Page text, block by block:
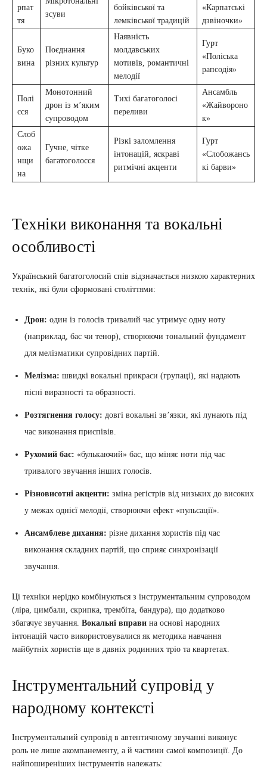
рпат
тя
зсуви
бойківської та
лемківської традицій
«Карпатські
дзвіночки»
Буко
вина
Поєднання
різних культур
Наявність
молдавських
мотивів, романтичні
мелодії
Гурт
«Поліська
рапсодія»
Полі
сся
Монотонний
дрон із м’яким
супроводом
Тихі багатоголосі
переливи
Ансамбль
«Жайвороно
к»
Слоб
ожа
нщи
на
Гучне, чітке
багатоголосся
Різкі заломлення
інтонацій, яскраві
ритмічні акценти
Гурт
«Слобожансь
кі барви»
Техніки виконання та вокальні
особливості
Український багатоголосий спів відзначається низкою характерних
технік, які були сформовані століттями:
Дрон: один із голосів тривалий час утримує одну ноту
(наприклад, бас чи тенор), створюючи тональний фундамент
для мелізматики супровідних партій.
Мелізма: швидкі вокальні прикраси (групаці), які надають
пісні виразності та образності.
Розтягнення голосу: довгі вокальні зв’язки, які лунають під
час виконання приспівів.
Рухомий бас: «булькаючий» бас, що міняє ноти під час
тривалого звучання інших голосів.
Різновисотні акценти: зміна регістрів від низьких до високих
у межах однієї мелодії, створюючи ефект «пульсації».
Ансамблеве дихання: різне дихання хористів під час
виконання складних партій, що сприяє синхронізації
звучання.
Ці техніки нерідко комбінуються з інструментальним супроводом
(ліра, цимбали, скрипка, трембіта, бандура), що додатково
збагачує звучання. Вокальні вправи на основі народних
інтонацій часто використовувалися як методика навчання
майбутніх хористів ще в давніх родинних тріо та квартетах.
Інструментальний супровід у
народному контексті
Інструментальний супровід в автентичному звучанні виконує
роль не лише акомпанементу, а й частини самої композиції. До
найпоширеніших інструментів належать: